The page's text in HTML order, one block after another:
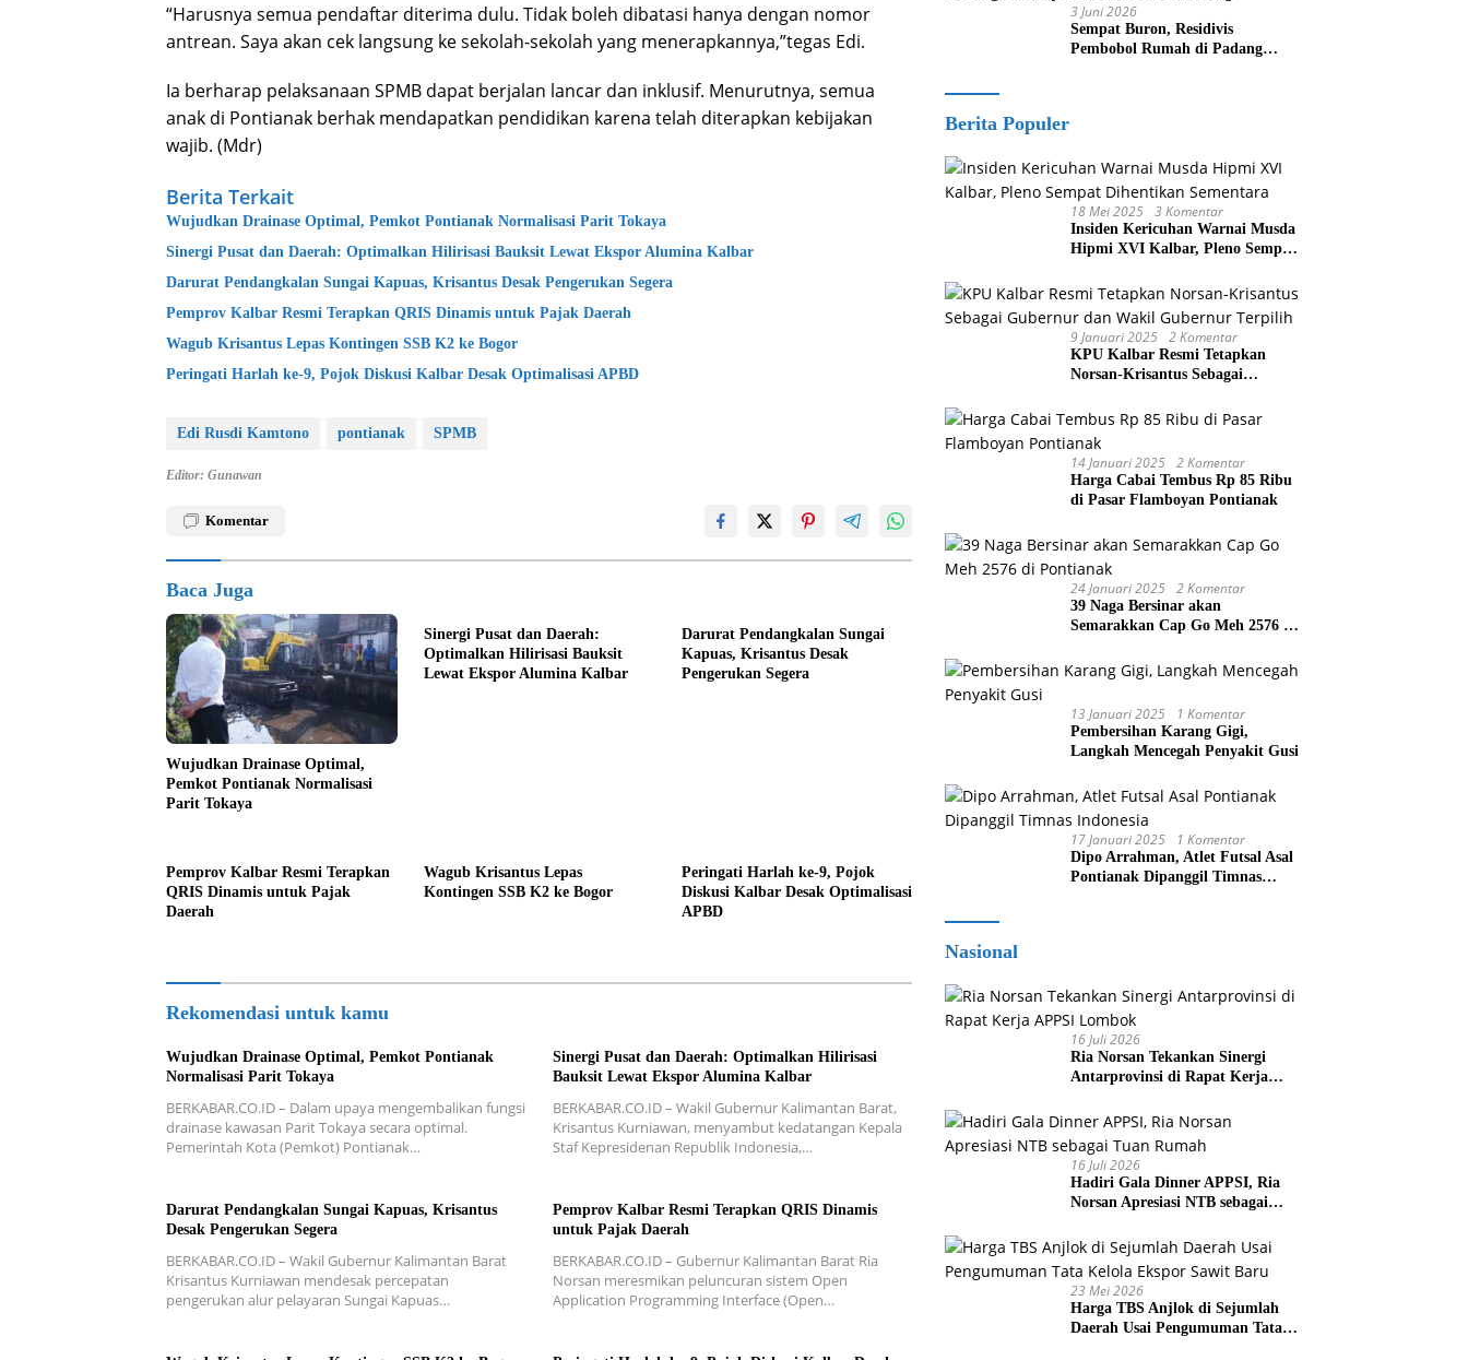
“Harusnya semua pendaftar diterima dulu. Tidak boleh dibatasi hanya dengan nomor
antrean. Saya akan cek langsung ke sekolah-sekolah yang menerapkannya,”tegas Edi.
Ia berharap pelaksanaan SPMB dapat berjalan lancar dan inklusif. Menurutnya, semua
anak di Pontianak berhak mendapatkan pendidikan karena telah diterapkan kebijakan
wajib. (Mdr)
Berita Terkait
Wujudkan Drainase Optimal, Pemkot Pontianak Normalisasi Parit Tokaya
Sinergi Pusat dan Daerah: Optimalkan Hilirisasi Bauksit Lewat Ekspor Alumina Kalbar
Darurat Pendangkalan Sungai Kapuas, Krisantus Desak Pengerukan Segera
Pemprov Kalbar Resmi Terapkan QRIS Dinamis untuk Pajak Daerah
Wagub Krisantus Lepas Kontingen SSB K2 ke Bogor
Peringati Harlah ke-9, Pojok Diskusi Kalbar Desak Optimalisasi APBD
Edi Rusdi Kamtono pontianak SPMB
Editor: Gunawan
Komentar
Baca Juga
Wujudkan Drainase Optimal,
Pemkot Pontianak Normalisasi
Parit Tokaya
Sinergi Pusat dan Daerah:
Optimalkan Hilirisasi Bauksit
Lewat Ekspor Alumina Kalbar
Darurat Pendangkalan Sungai
Kapuas, Krisantus Desak
Pengerukan Segera
Pemprov Kalbar Resmi Terapkan
QRIS Dinamis untuk Pajak
Daerah
Wagub Krisantus Lepas
Kontingen SSB K2 ke Bogor
Peringati Harlah ke-9, Pojok
Diskusi Kalbar Desak Optimalisasi
APBD
Rekomendasi untuk kamu
Wujudkan Drainase Optimal, Pemkot Pontianak
Normalisasi Parit Tokaya
BERKABAR.CO.ID – Dalam upaya mengembalikan fungsi
drainase kawasan Parit Tokaya secara optimal.
Pemerintah Kota (Pemkot) Pontianak…
Sinergi Pusat dan Daerah: Optimalkan Hilirisasi
Bauksit Lewat Ekspor Alumina Kalbar
BERKABAR.CO.ID – Wakil Gubernur Kalimantan Barat,
Krisantus Kurniawan, menyambut kedatangan Kepala
Staf Kepresidenan Republik Indonesia,…
Darurat Pendangkalan Sungai Kapuas, Krisantus
Desak Pengerukan Segera
BERKABAR.CO.ID – Wakil Gubernur Kalimantan Barat
Krisantus Kurniawan mendesak percepatan
pengerukan alur pelayaran Sungai Kapuas…
Pemprov Kalbar Resmi Terapkan QRIS Dinamis
untuk Pajak Daerah
BERKABAR.CO.ID – Gubernur Kalimantan Barat Ria
Norsan meresmikan peluncuran sistem Open
Application Programming Interface (Open…
3 Juni 2026
Sempat Buron, Residivis
Pembobol Rumah di Padang
Berita Populer
18 Mei 2025 3 Komentar
Insiden Kericuhan Warnai Musda
Hipmi XVI Kalbar, Pleno Sempat
9 Januari 2025 2 Komentar
KPU Kalbar Resmi Tetapkan
Norsan-Krisantus Sebagai
Terpilih
14 Januari 2025 2 Komentar
Harga Cabai Tembus Rp 85 Ribu
di Pasar Flamboyan Pontianak
24 Januari 2025 2 Komentar
39 Naga Bersinar akan
Semarakkan Cap Go Meh 2576 di
13 Januari 2025 1 Komentar
Pembersihan Karang Gigi,
Langkah Mencegah Penyakit Gusi
17 Januari 2025 1 Komentar
Dipo Arrahman, Atlet Futsal Asal
Pontianak Dipanggil Timnas
Nasional
16 Juli 2026
Ria Norsan Tekankan Sinergi
Antarprovinsi di Rapat Kerja
16 Juli 2026
Hadiri Gala Dinner APPSI, Ria
Norsan Apresiasi NTB sebagai
23 Mei 2026
Harga TBS Anjlok di Sejumlah
Daerah Usai Pengumuman Tata